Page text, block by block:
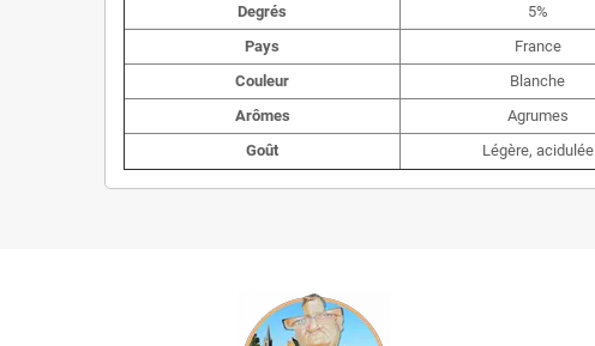
Degrés
5%
Pays
France
Couleur
Blanche
Arômes
Agrumes
Goût
Légère, acidulée